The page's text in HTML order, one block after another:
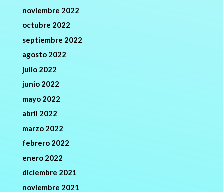
noviembre 2022
octubre 2022
septiembre 2022
agosto 2022
julio 2022
junio 2022
mayo 2022
abril 2022
marzo 2022
febrero 2022
enero 2022
diciembre 2021
noviembre 2021